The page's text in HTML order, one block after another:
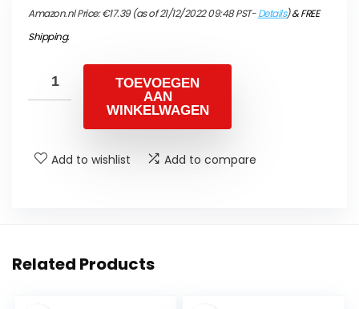
Amazon.nl Price:€17.39(as of 21/12/2022 09:48 PST-Details)&FREE
Shipping.
TOEVOEGEN
AAN
WINKELWAGEN
Add to wishlist Add to compare
Related Products